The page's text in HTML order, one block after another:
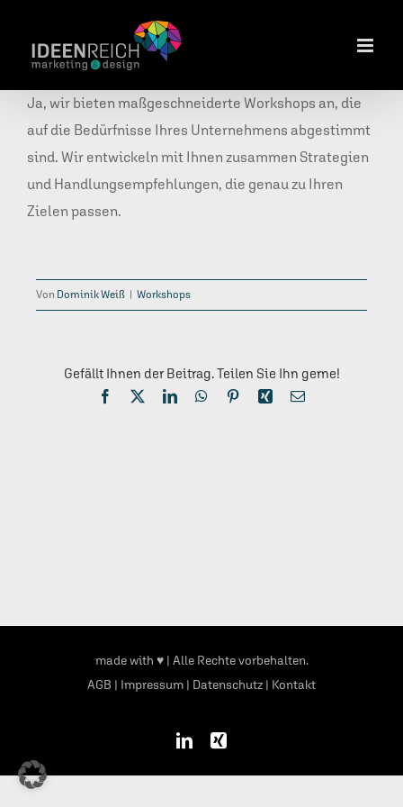
Inhalt
springen
Ja, wir bieten maßgeschneiderte Workshops an, die
auf die Bedürfnisse Ihres Unternehmens abgestimmt
sind. Wir entwickeln mit Ihnen zusammen Strategien
und Handlungsempfehlungen, die genau zu Ihren
Zielen passen.
Von Dominik Weiß Workshops
Gefällt Ihnen der Beitrag. Teilen Sie Ihn gerne!
Facebook LinkedInWhatsApp
PinterestXing E-
made with ♥| Alle Rechte vorbehalten.
AGB | Impressum | Datenschutz | Kontakt
LinkedIn
Xing